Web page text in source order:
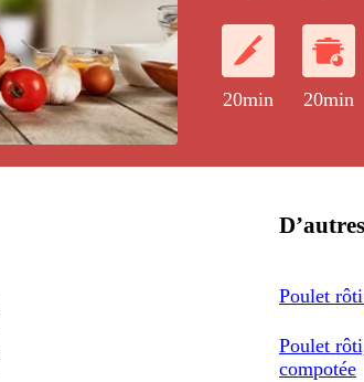
20min 20min
Poulet
Poulet
compotée